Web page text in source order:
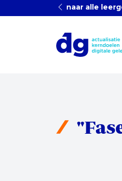
naar alle